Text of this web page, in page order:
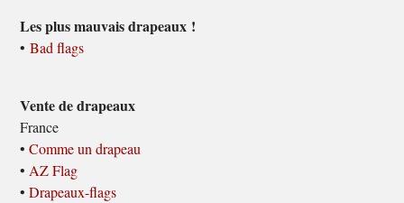
Les plus mauvais drapeaux !
•Bad flags
Vente de drapeaux
France
•Comme un drapeau
• AZ Flag
•Drapeaux-flags